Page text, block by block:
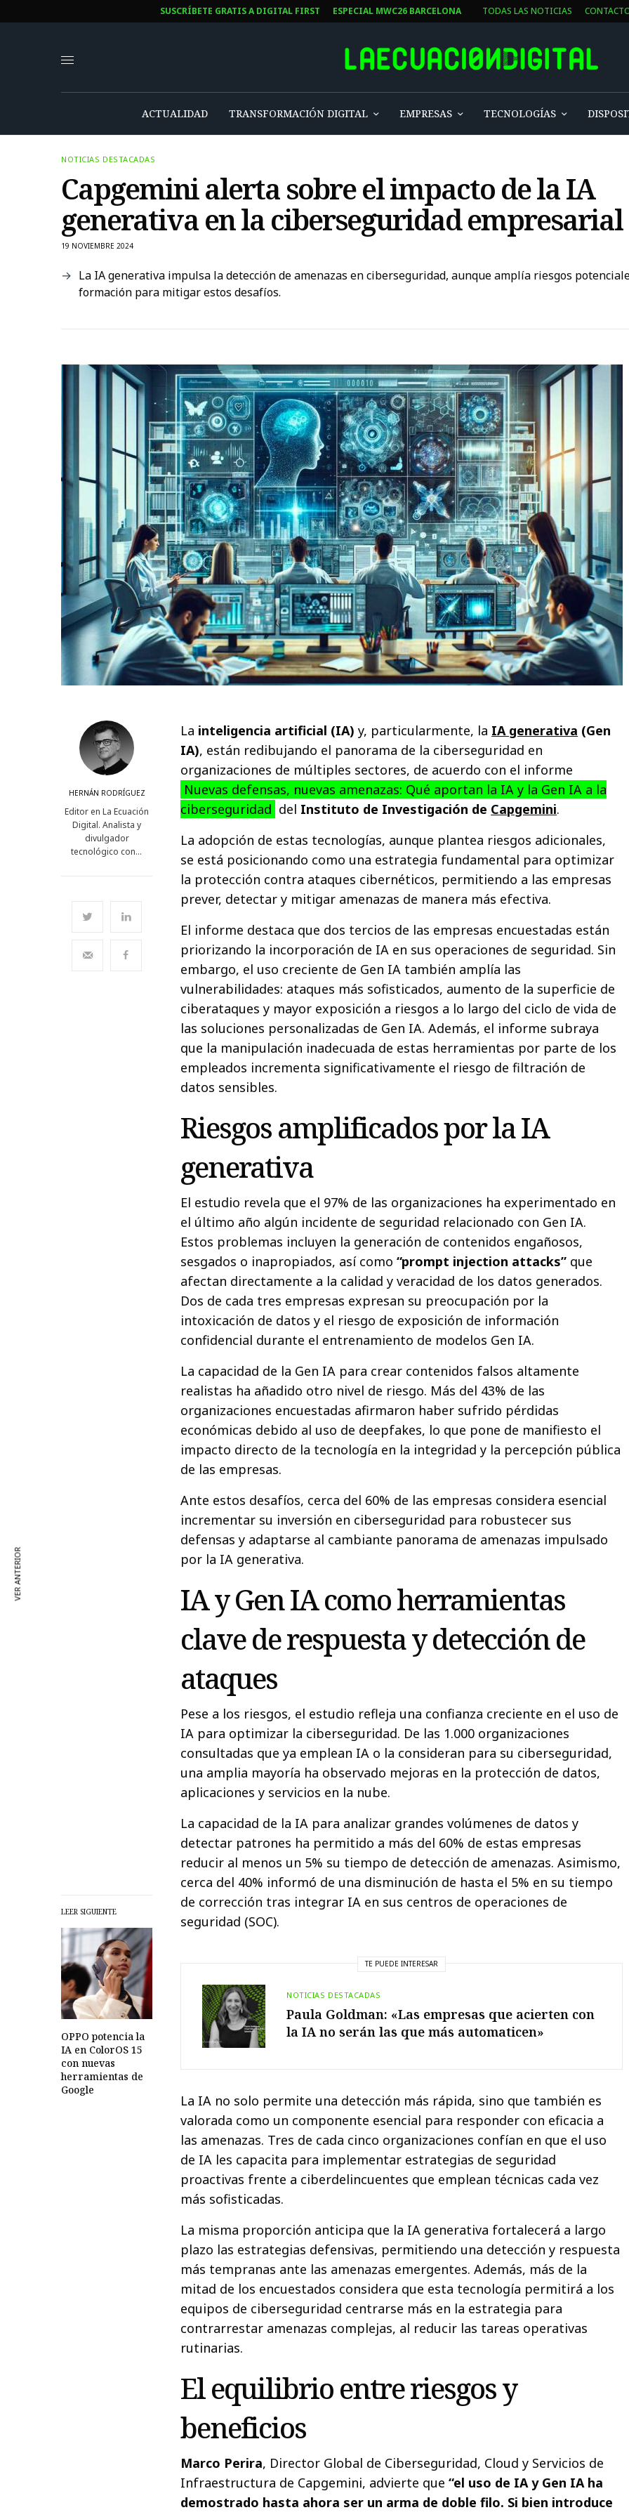
SUSCRÍBETE GRATIS A DIGITAL FIRST ESPECIAL MWC26 BARCELONA TODAS LAS NOTICIAS
ACTUALIDAD TRANSFORMACIÓN DIGITAL EMPRESAS TECNOLOGÍAS
NOTICIAS DESTACADAS
Capgemini alerta sobre el impacto de la IA
generativa en la ciberseguridad empresarial
19 NOVIEMBRE 2024
La IA generativa impulsa la detección de amenazas en ciberseguridad, aunque amplía riesgos
formación para mitigar estos desafíos.
HERNÁN RODRÍGUEZ
Editor en La Ecuación
Digital. Analista y
divulgador
tecnológico con…
LEER SIGUIENTE
OPPO potencia la
IA en ColorOS 15
con nuevas
herramientas de
Google
La inteligencia artificial (IA) y, particularmente, la IA generativa (Gen
IA), están redibujando el panorama de la ciberseguridad en
organizaciones de múltiples sectores, de acuerdo con el informe
Nuevas defensas, nuevas amenazas: Qué aportan la IA y la Gen IA a la
ciberseguridad del Instituto de Investigación de Capgemini.
La adopción de estas tecnologías, aunque plantea riesgos adicionales,
se está posicionando como una estrategia fundamental para optimizar
la protección contra ataques cibernéticos, permitiendo a las empresas
prever, detectar y mitigar amenazas de manera más efectiva.
El informe destaca que dos tercios de las empresas encuestadas están
priorizando la incorporación de IA en sus operaciones de seguridad. Sin
embargo, el uso creciente de Gen IA también amplía las
vulnerabilidades: ataques más sofisticados, aumento de la superficie de
ciberataques y mayor exposición a riesgos a lo largo del ciclo de vida de
las soluciones personalizadas de Gen IA. Además, el informe subraya
que la manipulación inadecuada de estas herramientas por parte de los
empleados incrementa significativamente el riesgo de filtración de
datos sensibles.
Riesgos amplificados por la IA
generativa
El estudio revela que el 97% de las organizaciones ha experimentado en
el último año algún incidente de seguridad relacionado con Gen IA.
Estos problemas incluyen la generación de contenidos engañosos,
sesgados o inapropiados, así como“prompt injection attacks” que
afectan directamente a la calidad y veracidad de los datos generados.
Dos de cada tres empresas expresan su preocupación por la
intoxicación de datos y el riesgo de exposición de información
confidencial durante el entrenamiento de modelos Gen IA.
La capacidad de la Gen IA para crear contenidos falsos altamente
realistas ha añadido otro nivel de riesgo. Más del 43% de las
organizaciones encuestadas afirmaron haber sufrido pérdidas
económicas debido al uso de deepfakes, lo que pone de manifiesto el
impacto directo de la tecnología en la integridad y la percepción pública
de las empresas.
Ante estos desafíos, cerca del 60% de las empresas considera esencial
incrementar su inversión en ciberseguridad para robustecer sus
defensas y adaptarse al cambiante panorama de amenazas impulsado
por la IA generativa.
IA y Gen IA como herramientas
clave de respuesta y detección de
ataques
Pese a los riesgos, el estudio refleja una confianza creciente en el uso de
IA para optimizar la ciberseguridad. De las 1.000 organizaciones
consultadas que ya emplean IA o la consideran para su ciberseguridad,
una amplia mayoría ha observado mejoras en la protección de datos,
aplicaciones y servicios en la nube.
La capacidad de la IA para analizar grandes volúmenes de datos y
detectar patrones ha permitido a más del 60% de estas empresas
reducir al menos un 5% su tiempo de detección de amenazas. Asimismo,
cerca del 40% informó de una disminución de hasta el 5% en su tiempo
de corrección tras integrar IA en sus centros de operaciones de
seguridad (SOC).
TE PUEDE INTERESAR
NOTICIAS DESTACADAS
Paula Goldman: «Las empresas que acierten con
la IA no serán las que más automaticen»
La IA no solo permite una detección más rápida, sino que también es
valorada como un componente esencial para responder con eficacia a
las amenazas. Tres de cada cinco organizaciones confían en que el uso
de IA les capacita para implementar estrategias de seguridad
proactivas frente a ciberdelincuentes que emplean técnicas cada vez
más sofisticadas.
La misma proporción anticipa que la IA generativa fortalecerá a largo
plazo las estrategias defensivas, permitiendo una detección y respuesta
más tempranas ante las amenazas emergentes. Además, más de la
mitad de los encuestados considera que esta tecnología permitirá a los
equipos de ciberseguridad centrarse más en la estrategia para
contrarrestar amenazas complejas, al reducir las tareas operativas
rutinarias.
El equilibrio entre riesgos y
beneficios
Marco Perira, Director Global de Ciberseguridad, Cloud y Servicios de
Infraestructura de Capgemini, advierte que“el uso de IA y Gen IA ha
demostrado hasta ahora ser un arma de doble filo. Si bien introduce
VER ANTERIOR